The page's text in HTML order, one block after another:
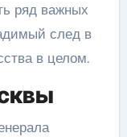
ряд важных
след в
в целом.